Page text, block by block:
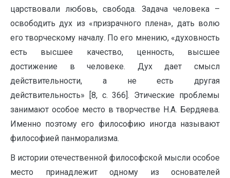
царствовали любовь, свобода. Задача человека –
освободить дух из «призрачного плена», дать волю
его творческому началу. По его мнению, «духовность
есть высшее качество, ценность, высшее
достижение в человеке. Дух дает смысл
действительности, а не есть другая
действительность» [8, с. 366]. Этические проблемы
занимают особое место в творчестве Н.А. Бердяева.
Именно поэтому его философию иногда называют
философией панморализма.
В истории отечественной философской мысли особое
место принадлежит одному из основателей